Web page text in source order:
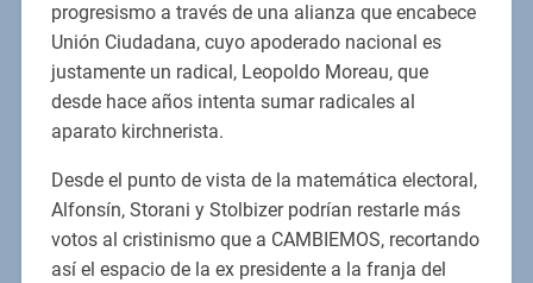
progresismo a través de una alianza que encabece
Unión Ciudadana, cuyo apoderado nacional es
justamente un radical, Leopoldo Moreau, que
desde hace años intenta sumar radicales al
aparato kirchnerista.
Desde el punto de vista de la matemática electoral,
Alfonsín, Storani y Stolbizer podrían restarle más
votos al cristinismo que a CAMBIEMOS, recortando
así el espacio de la ex presidente a la franja del